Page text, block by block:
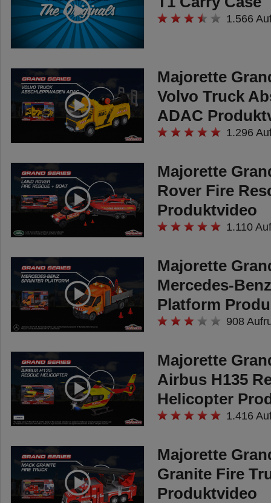
neuen Deluxe Linien
sind die Gummireifen
und die vielseitige
Sammelbox. Da stellt
sich nur die Frage,
welches der Autos
in der Sammelvitrine
verdient hat.
1.566
Majorette
Volvo Truck
ADAC
1.296
Majorette
Rover Fire
Produktvideo
1.110
Majorette
Mercedes-
Platform
908
Majorette
Airbus H135
Helicopter
1.416
Majorette
Granite Fire
Produktvideo